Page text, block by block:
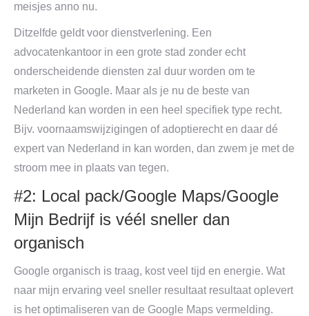
meisjes anno nu.
Ditzelfde geldt voor dienstverlening. Een
advocatenkantoor in een grote stad zonder echt
onderscheidende diensten zal duur worden om te
marketen in Google. Maar als je nu de beste van
Nederland kan worden in een heel specifiek type recht.
Bijv. voornaamswijzigingen of adoptierecht en daar dé
expert van Nederland in kan worden, dan zwem je met de
stroom mee in plaats van tegen.
#2: Local pack/Google Maps/Google
Mijn Bedrijf is véél sneller dan
organisch
Google organisch is traag, kost veel tijd en energie. Wat
naar mijn ervaring veel sneller resultaat resultaat oplevert
is het optimaliseren van de Google Maps vermelding.